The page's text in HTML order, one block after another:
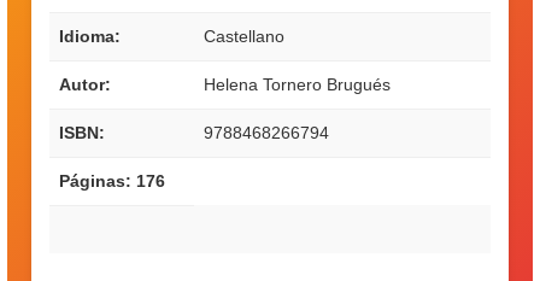
Idioma: Castellano
Autor: Helena Tornero Brugués
ISBN: 9788468266794
Páginas: 176